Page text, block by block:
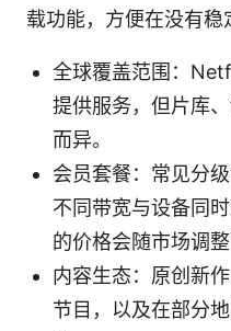
载功能，方便在没有稳
全球覆盖范围：
提供服务，但片库
而异。
会员套餐：常见分
不同带宽与设备同
的价格会随市场调整
内容生态：原创新
节目，以及在部分